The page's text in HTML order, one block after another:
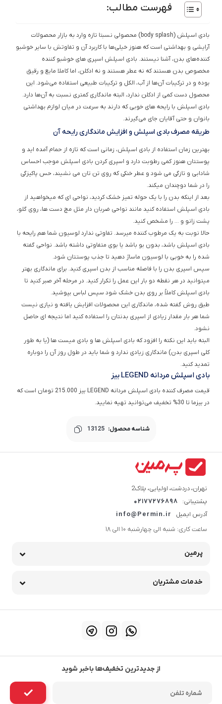
فهرست مطالب:
بادی اسپلش (body splash) محصولی نسبتا تازه‌ وارد به بازار محصولات
آرایشی و بهداشتی است که هنوز خیلی‌ها با کاربرد آن و تفاوتش با سایر خوشبو
کننده‌های بدن، آشنا نیستند. بادی اسپلش‌ اسپری های خوشبو کننده
مخصوص بدن هستند که نه عطر هستند و نه ادکلن، اما کاملا مایع و رقیق
بوده و در ترکیبات آن‌ها از آب، الکل و ترکیبات طبیعی استفاده می‌شود. این
محصول دست کمی از ادکلن‌ ندارد، البته ماندگاری کمتری نسبت به آن‌ها دارد.
بادی اسپلش با رایحه های خوبی که دارند به سرعت در میان لوازم بهداشتی
بانوان و حتی آقایان جای می‌گیرند.
طریقه مصرف بادی اسپلش و افزایش ماندگاری رایحه آن
بهترین زمان استفاده از بادی اسپلش، زمانی است که تازه از حمام آمده اید و
پوستتان هنوز کمی رطوبت دارد و اسپری کردن بادی اسپلش موجب احساس
شادابی و تازگی می شود و عطر خنکی که روی تن تان می نشیند، حس پاکیزگی
را در شما دوچندان میکند.
بعد از اینکه بدن را با یک حوله تمیز خشک کردید، نواحی ای که میخواهید از
بادی اسپلش استفاده کنید مانند نواحی ضربان دار مثل مچ دست ها، روی گلو،
پشت زانو و … را مشخص کنید.
حالا نوبت به یک مرطوب کننده میرسد. تفاوتی ندارد لوسیون شما هم رایحه با
بادی اسپلش باشد، بدون بو باشد یا بوی متفاوتی داشته باشد. نواحی گفته
شده را به خوبی با لوسیون ماساژ دهید تا جذب پوستتان شود.
سپس اسپری بدن را با فاصله مناسب از بدن اسپری کنید. برای ماندگاری بهتر
میتوانید در هر نقطه دو بار این عمل را تکرار کنید. در مرحله آخر صبر کنید تا
بادی اسپلش کاملاً بر روی بدن خشک شود سپس لباس بپوشید.
طبق روش گفته شده، ماندگاری این محصولات افزایش یافته و نیازی نیست
شما هر بار مقدار زیادی از اسپری بدنتان را استفاده کنید اما نتیجه ای حاصل
نشود.
البته باید این نکته را افزود که بادی اسپلش ها و بادی میست ها (یا به طور
کلی اسپری بدن) ماندگاری زیادی ندارد و شما باید در طول روز آن را دوباره
تمدید کنید.
بادی اسپلش مردانه LEGEND بیز
قیمت مصرف کننده بادی اسپلش مردانه LEGEND بیز 215.000 تومان است که
در بیزما تا 30% تخفیف می‌توانید تهیه نمایید.
شناسه محصول: 13125
تهران، دردشت، اولیایی، پلاک2
پشتیبانی:
02177276898
آدرس ایمیل
info@Permin.ir
ساعت کاری: شنبه الی چهارشنبه 10 الی 18
پرمین
خدمات مشتریان
از جدیدترین تخفیف‌ها باخبر شوید